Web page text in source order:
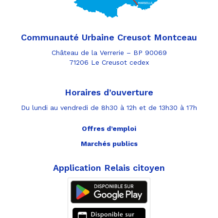
Communauté Urbaine Creusot Montceau
Château de la Verrerie – BP 90069
71206 Le Creusot cedex
Horaires d’ouverture
Du lundi au vendredi de 8h30 à 12h et de 13h30 à 17h
Offres d’emploi
Marchés publics
Application Relais citoyen